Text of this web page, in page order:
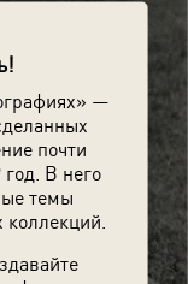
—
почти
год. В него
темы